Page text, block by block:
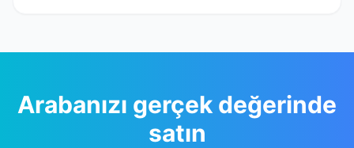
Arabanızı gerçek değerinde
satın